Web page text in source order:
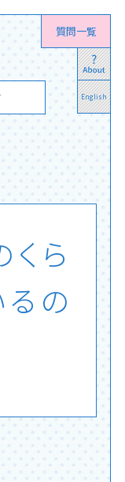
質問一覧
English
く ら
る の